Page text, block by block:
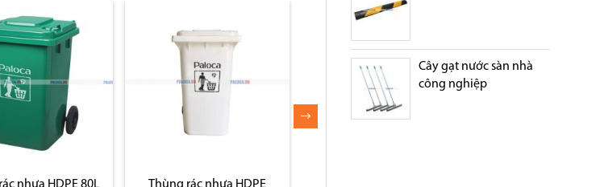
Cây gạt nước sàn nhà
công nghiệp